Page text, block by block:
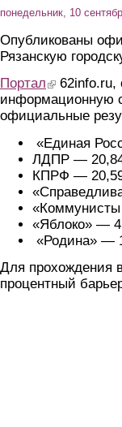
понедельник, 10
Опубликованы
Рязанскую
Портал (link is external)
62info.ru,
информационную
официальные
«Единая
ЛДПР —
КПРФ —
«Яблоко» —
«Родина» —
Для прохождения
процентный